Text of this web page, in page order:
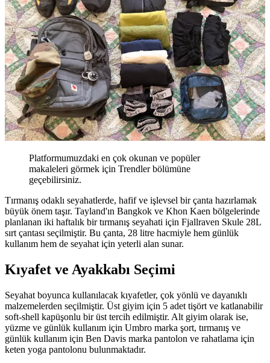
Platformumuzdaki en çok okunan ve popüler
makaleleri görmek için Trendler bölümüne
geçebilirsiniz.
Tırmanış odaklı seyahatlerde, hafif ve işlevsel bir çanta hazırlamak
büyük önem taşır. Tayland'ın Bangkok ve Khon Kaen bölgelerinde
planlanan iki haftalık bir tırmanış seyahati için Fjallraven Skule 28L
sırt çantası seçilmiştir. Bu çanta, 28 litre hacmiyle hem günlük
kullanım hem de seyahat için yeterli alan sunar.
Kıyafet ve Ayakkabı Seçimi
Seyahat boyunca kullanılacak kıyafetler, çok yönlü ve dayanıklı
malzemelerden seçilmiştir. Üst giyim için 5 adet tişört ve katlanabilir
soft-shell kapüşonlu bir üst tercih edilmiştir. Alt giyim olarak ise,
yüzme ve günlük kullanım için Umbro marka şort, tırmanış ve
günlük kullanım için Ben Davis marka pantolon ve rahatlama için
keten yoga pantolonu bulunmaktadır.